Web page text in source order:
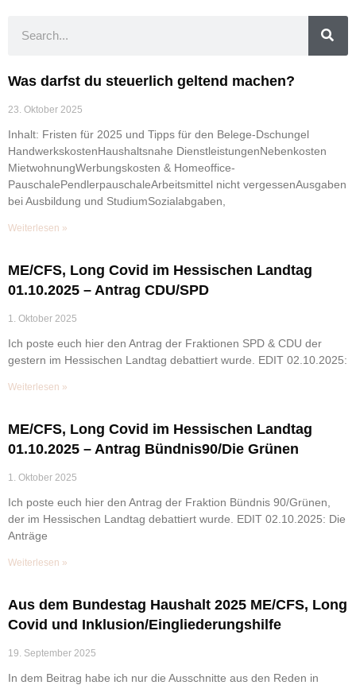
Was darfst du steuerlich geltend machen?
23. Oktober 2025
Inhalt: Fristen für 2025 und Tipps für den Belege-Dschungel
HandwerkskostenHaushaltsnahe DienstleistungenNebenkosten
MietwohnungWerbungskosten & Homeoffice-
PauschalePendlerpauschaleArbeitsmittel nicht vergessenAusgaben
bei Ausbildung und StudiumSozialabgaben,
Weiterlesen »
ME/CFS, Long Covid im Hessischen Landtag
01.10.2025 – Antrag CDU/SPD
1. Oktober 2025
Ich poste euch hier den Antrag der Fraktionen SPD & CDU der
gestern im Hessischen Landtag debattiert wurde. EDIT 02.10.2025:
Weiterlesen »
ME/CFS, Long Covid im Hessischen Landtag
01.10.2025 – Antrag Bündnis90/Die Grünen
1. Oktober 2025
Ich poste euch hier den Antrag der Fraktion Bündnis 90/Grünen,
der im Hessischen Landtag debattiert wurde. EDIT 02.10.2025: Die
Anträge
Weiterlesen »
Aus dem Bundestag Haushalt 2025 ME/CFS, Long
Covid und Inklusion/Eingliederungshilfe
19. September 2025
In dem Beitrag habe ich nur die Ausschnitte aus den Reden in